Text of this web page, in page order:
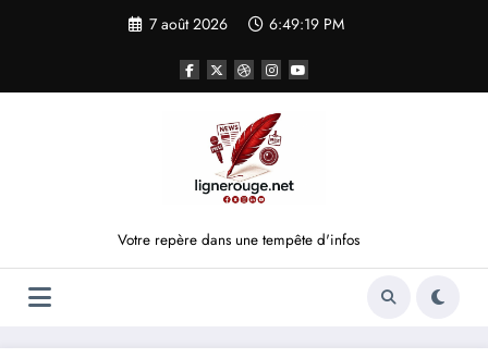
7 août 2026 6:49:19 PM
Votre repère dans une tempête d'infos